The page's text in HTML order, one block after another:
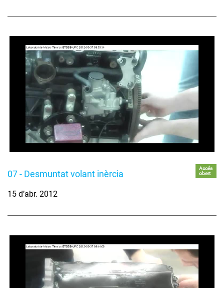
07 - Desmuntat volant inèrcia
Accés
obert
15 d’abr. 2012